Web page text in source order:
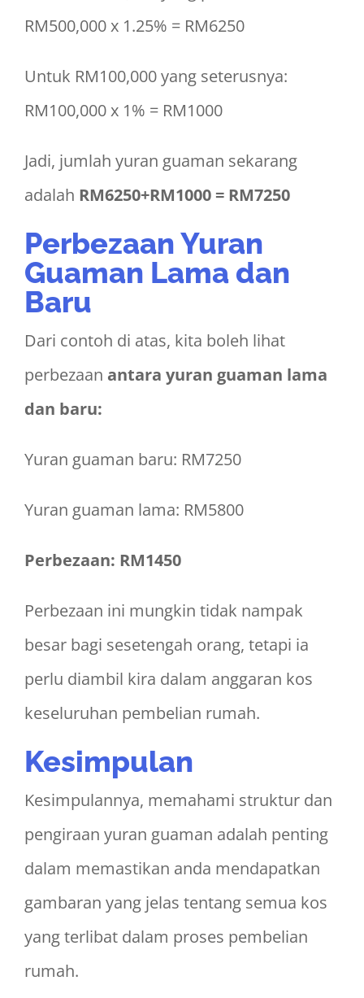
RM500,000 x 1.25% = RM6250
Untuk RM100,000 yang seterusnya:
RM100,000 x 1% = RM1000
Jadi, jumlah yuran guaman sekarang
adalah RM6250+RM1000 = RM7250
Perbezaan Yuran
Guaman Lama dan
Baru
Dari contoh di atas, kita boleh lihat
perbezaan antara yuran guaman lama
dan baru:
Yuran guaman baru: RM7250
Yuran guaman lama: RM5800
Perbezaan: RM1450
Perbezaan ini mungkin tidak nampak
besar bagi sesetengah orang, tetapi ia
perlu diambil kira dalam anggaran kos
keseluruhan pembelian rumah.
Kesimpulan
Kesimpulannya, memahami struktur dan
pengiraan yuran guaman adalah penting
dalam memastikan anda mendapatkan
gambaran yang jelas tentang semua kos
yang terlibat dalam proses pembelian
rumah.